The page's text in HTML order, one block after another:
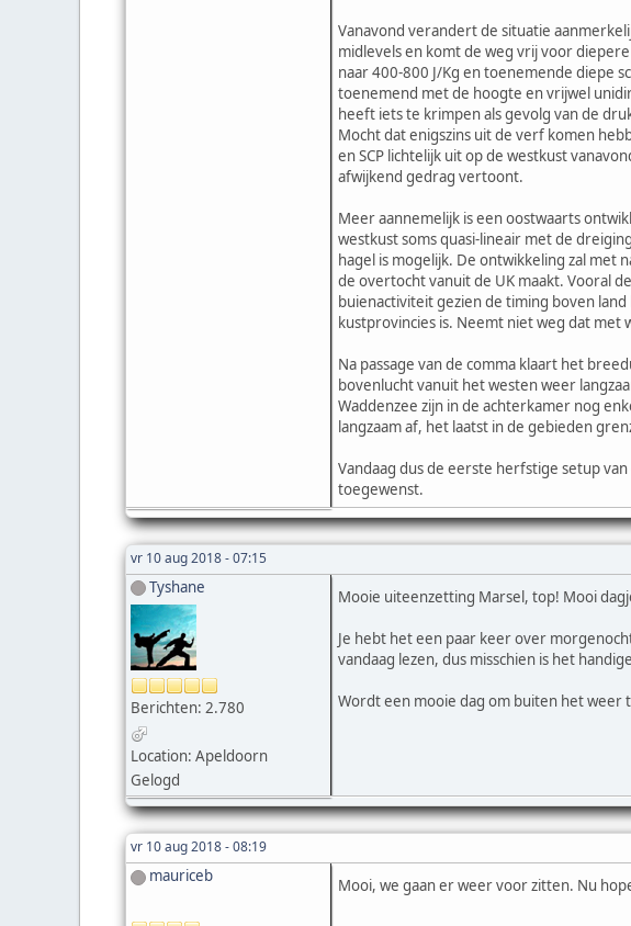
Vanavond verandert de situatie
midlevels en komt de weg vrij voor
naar 400-800 J/Kg en toenemende diepe
toenemend met de hoogte en vrijwel
heeft iets te krimpen als gevolg van de
Mocht dat enigszins uit de verf komen
en SCP lichtelijk uit op de westkust
afwijkend gedrag vertoont.
Meer aannemelijk is een oostwaarts
westkust soms quasi-lineair met de
hagel is mogelijk. De ontwikkeling zal met
de overtocht vanuit de UK maakt. Vooral
buienactiviteit gezien de timing boven
kustprovincies is. Neemt niet weg dat
Na passage van de comma klaart het
bovenlucht vanuit het westen weer
Waddenzee zijn in de achterkamer nog
langzaam af, het laatst in de gebieden
Vandaag dus de eerste herfstige setup
toegewenst.
vr 10 aug 2018 - 07:15
Tyshane
Berichten: 2.780
Location: Apeldoorn
Gelogd
Mooie uiteenzetting Marsel, top! Mooi
Je hebt het een paar keer over
vandaag lezen, dus misschien is het
Wordt een mooie dag om buiten het weer
vr 10 aug 2018 - 08:19
mauriceb
Mooi, we gaan er weer voor zitten. Nu